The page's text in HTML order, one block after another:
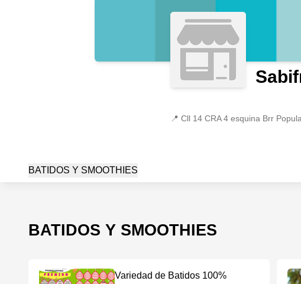
📍 Cll 14 CRA 4 esquina Brr
BATIDOS Y SMOOTHIES
BATIDOS Y SMOOTHIES
Variedad de Batidos 100%